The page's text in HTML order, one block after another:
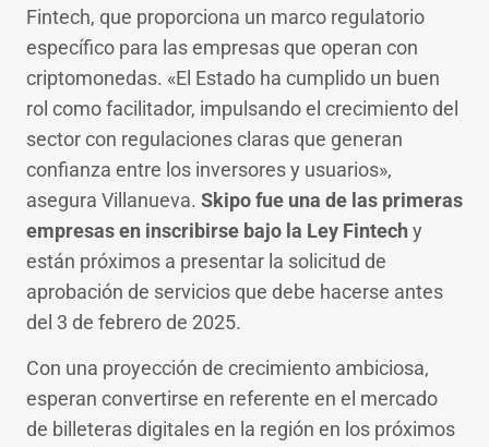
Fintech, que proporciona un marco regulatorio
específico para las empresas que operan con
criptomonedas. «El Estado ha cumplido un buen
rol como facilitador, impulsando el crecimiento del
sector con regulaciones claras que generan
confianza entre los inversores y usuarios»,
asegura Villanueva. Skipo fue una de las primeras
empresas en inscribirse bajo la Ley Fintech y
están próximos a presentar la solicitud de
aprobación de servicios que debe hacerse antes
del 3 de febrero de 2025.
Con una proyección de crecimiento ambiciosa,
esperan convertirse en referente en el mercado
de billeteras digitales en la región en los próximos